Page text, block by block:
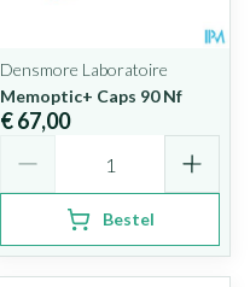
Densmore Laboratoire
Memoptic+ Caps 90 Nf
€ 67,00
Bestel